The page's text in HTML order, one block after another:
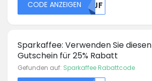
CODE ANZEIGEN U1JF
Sparkaffee: Verwenden Sie diesen
Gutschein für 25% Rabatt
Gefunden auf: Sparkaffee Rabattcode